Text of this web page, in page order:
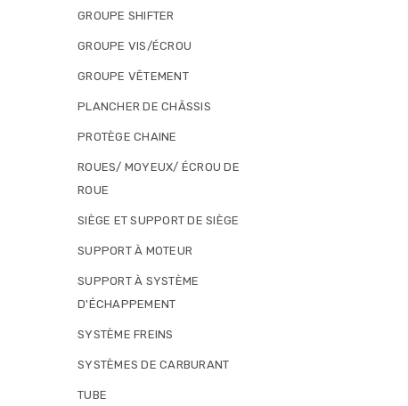
GROUPE SHIFTER
GROUPE VIS/ÉCROU
GROUPE VÊTEMENT
PLANCHER DE CHÂSSIS
PROTÈGE CHAINE
ROUES/ MOYEUX/ ÉCROU DE
ROUE
SIÈGE ET SUPPORT DE SIÈGE
SUPPORT À MOTEUR
SUPPORT À SYSTÈME
D'ÉCHAPPEMENT
SYSTÈME FREINS
SYSTÈMES DE CARBURANT
TUBE